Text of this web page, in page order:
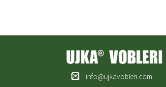
info@ujkavobleri.com